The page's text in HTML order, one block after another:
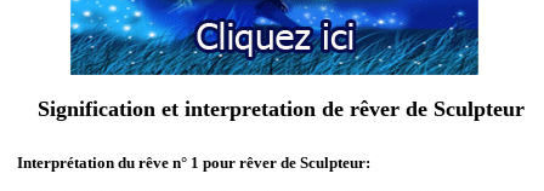
Signification et interpretation de rêver de Sculpteur
Interprétation du rêve n° 1 pour rêver de Sculpteur: